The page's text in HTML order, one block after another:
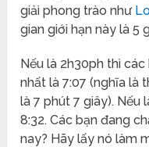
giải phong trào như
gian giới hạn này là 5
Nếu là 2h30ph thì
nhất là 7:07 (nghĩa là
là 7 phút 7 giây). Nếu
8:32. Các bạn đang
nay? Hãy lấy nó làm